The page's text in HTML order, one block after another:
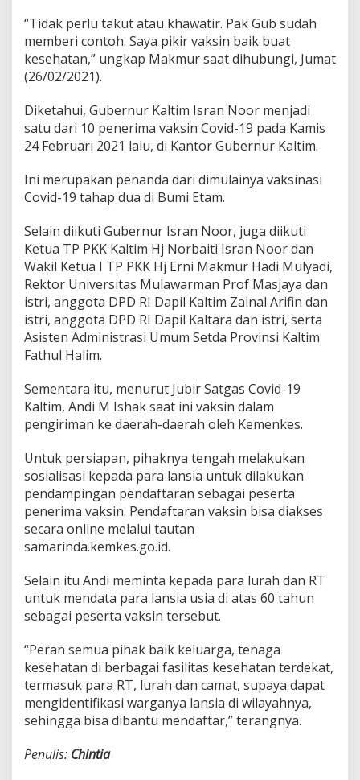
“Tidak perlu takut atau khawatir. Pak Gub sudah
memberi contoh. Saya pikir vaksin baik buat
kesehatan,” ungkap Makmur saat dihubungi, Jumat
(26/02/2021).
Diketahui, Gubernur Kaltim Isran Noor menjadi
satu dari 10 penerima vaksin Covid-19 pada Kamis
24 Februari 2021 lalu, di Kantor Gubernur Kaltim.
Ini merupakan penanda dari dimulainya vaksinasi
Covid-19 tahap dua di Bumi Etam.
Selain diikuti Gubernur Isran Noor, juga diikuti
Ketua TP PKK Kaltim Hj Norbaiti Isran Noor dan
Wakil Ketua I TP PKK Hj Erni Makmur Hadi Mulyadi,
Rektor Universitas Mulawarman Prof Masjaya dan
istri, anggota DPD RI Dapil Kaltim Zainal Arifin dan
istri, anggota DPD RI Dapil Kaltara dan istri, serta
Asisten Administrasi Umum Setda Provinsi Kaltim
Fathul Halim.
Sementara itu, menurut Jubir Satgas Covid-19
Kaltim, Andi M Ishak saat ini vaksin dalam
pengiriman ke daerah-daerah oleh Kemenkes.
Untuk persiapan, pihaknya tengah melakukan
sosialisasi kepada para lansia untuk dilakukan
pendampingan pendaftaran sebagai peserta
penerima vaksin. Pendaftaran vaksin bisa diakses
secara online melalui tautan
samarinda.kemkes.go.id.
Selain itu Andi meminta kepada para lurah dan RT
untuk mendata para lansia usia di atas 60 tahun
sebagai peserta vaksin tersebut.
“Peran semua pihak baik keluarga, tenaga
kesehatan di berbagai fasilitas kesehatan terdekat,
termasuk para RT, lurah dan camat, supaya dapat
mengidentifikasi warganya lansia di wilayahnya,
sehingga bisa dibantu mendaftar,” terangnya.
Penulis: Chintia